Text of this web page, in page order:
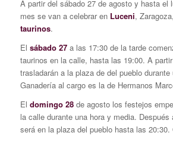
A partir del sábado 27 de agosto y hasta el
mes se van a celebrar en Luceni,
taurinos.
El sábado 27a las 17:30 de la tarde
taurinos en la calle, hasta las 19:00. A
trasladarán a la plaza de del pueblo durante
Ganadería al cargo es la de Hermanos
El domingo 28de agosto los festejos
la calle durante una hora y media.
será en la plaza del pueblo hasta las 20:30.